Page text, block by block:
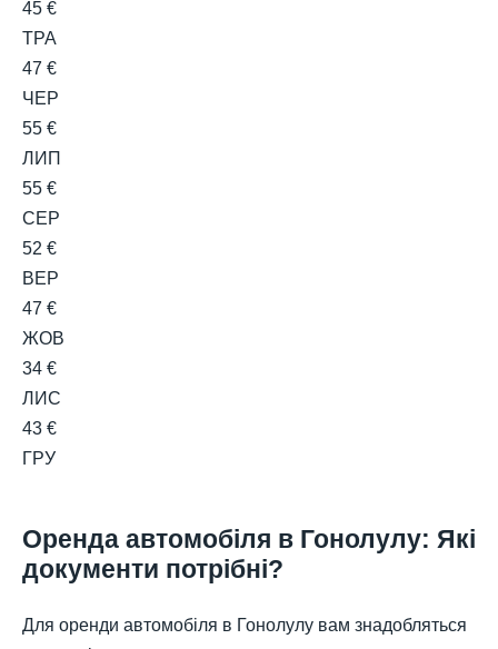
45 €
ТРА
47 €
ЧЕР
55 €
ЛИП
55 €
СЕР
52 €
ВЕР
47 €
ЖОВ
34 €
ЛИС
43 €
ГРУ
Оренда автомобіля в Гонолулу: Які
документи потрібні?
Для оренди автомобіля в Гонолулу вам знадобляться